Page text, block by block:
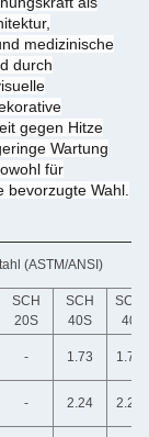
medizinische
durch
gegen Hitze
Wartung
für
Wahl.
(ASTM/ANSI)
SCH
20S
SCH
40S
SCH
40
- 1.73 1.73
- 2.24 2.24